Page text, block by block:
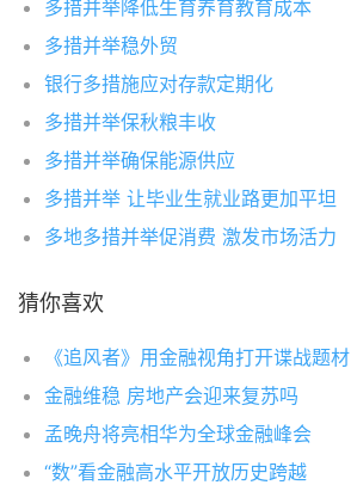
多措并举降低生育养育教育成本
多措并举稳外贸
银行多措施应对存款定期化
多措并举保秋粮丰收
多措并举确保能源供应
多措并举 让毕业生就业路更加平坦
多地多措并举促消费 激发市场活力
猜你喜欢
《追风者》用金融视角打开谍战题材
金融维稳 房地产会迎来复苏吗
孟晚舟将亮相华为全球金融峰会
“数”看金融高水平开放历史跨越